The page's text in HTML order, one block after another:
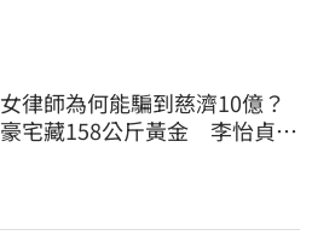
女律師為何能騙到慈濟10億？
豪宅藏158公斤黃金 李怡貞驚